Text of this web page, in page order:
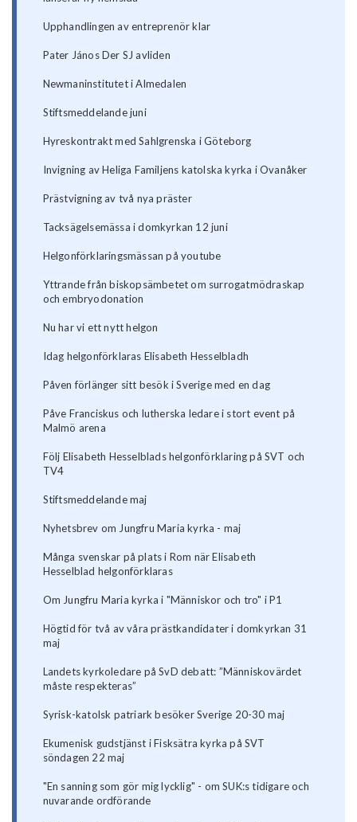
Upphandlingen av entreprenör klar
Pater János Der SJ avliden
Newmaninstitutet i Almedalen
Stiftsmeddelande juni
Hyreskontrakt med Sahlgrenska i Göteborg
Invigning av Heliga Familjens katolska kyrka i Ovanåker
Prästvigning av två nya präster
Tacksägelsemässa i domkyrkan 12 juni
Helgonförklaringsmässan på youtube
Yttrande från biskopsämbetet om surrogatmödraskap
och embryodonation
Nu har vi ett nytt helgon
Idag helgonförklaras Elisabeth Hesselbladh
Påven förlänger sitt besök i Sverige med en dag
Påve Franciskus och lutherska ledare i stort event på
Malmö arena
Följ Elisabeth Hesselblads helgonförklaring på SVT och
TV4
Stiftsmeddelande maj
Nyhetsbrev om Jungfru Maria kyrka - maj
Många svenskar på plats i Rom när Elisabeth
Hesselblad helgonförklaras
Om Jungfru Maria kyrka i "Människor och tro" i P1
Högtid för två av våra prästkandidater i domkyrkan 31
maj
Landets kyrkoledare på SvD debatt: ”Människovärdet
måste respekteras”
Syrisk-katolsk patriark besöker Sverige 20-30 maj
Ekumenisk gudstjänst i Fisksätra kyrka på SVT
söndagen 22 maj
"En sanning som gör mig lycklig" - om SUK:s tidigare och
nuvarande ordförande